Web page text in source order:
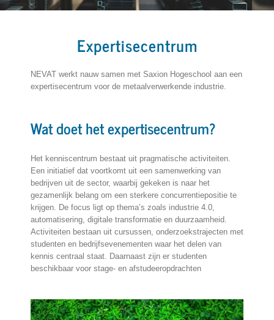
Expertisecentrum
NEVAT werkt nauw samen met Saxion Hogeschool aan een
expertisecentrum voor de metaalverwerkende industrie.
Wat doet het expertisecentrum?
Het kenniscentrum bestaat uit pragmatische activiteiten.
Een initiatief dat voortkomt uit een samenwerking van
bedrijven uit de sector, waarbij gekeken is naar het
gezamenlijk belang om een sterkere concurrentiepositie te
krijgen. De focus ligt op thema’s zoals industrie 4.0,
automatisering, digitale transformatie en duurzaamheid.
Activiteiten bestaan uit cursussen, onderzoekstrajecten met
studenten en bedrijfsevenementen waar het delen van
kennis centraal staat. Daarnaast zijn er studenten
beschikbaar voor stage- en afstudeeropdrachten